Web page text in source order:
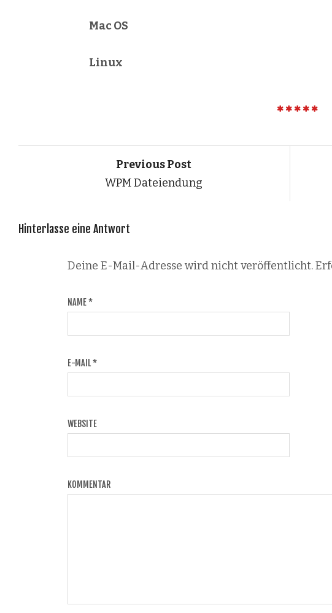
Mac OS
Linux
Previous Post
WPM Dateiendung
Hinterlasse eine Antwort
Deine E-Mail-Adresse wird nicht veröffentlicht.
NAME*
E-MAIL*
WEBSITE
KOMMENTAR